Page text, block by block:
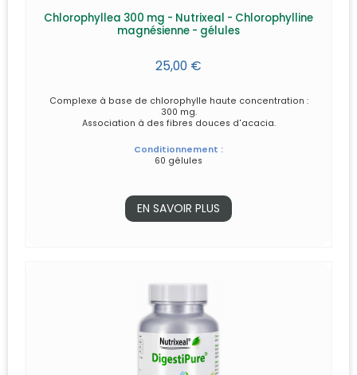
Chlorophyllea 300 mg - Nutrixeal - Chlorophylline
magnésienne - gélules
25,00 €
Complexe à base de chlorophylle haute concentration :
300 mg.
Association à des fibres douces d'acacia.
Conditionnement :
60 gélules
EN SAVOIR PLUS